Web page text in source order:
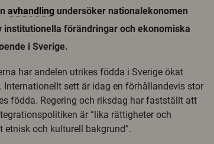
avhandling undersöker nationalekonomen
institutionella förändringar och ekonomiska
i Sverige.
har andelen utrikes födda i Sverige ökat
sett är idag en förhållandevis stor
födda. Regering och riksdag har fastställt att
är ”lika rättigheter och
och kulturell bakgrund”.